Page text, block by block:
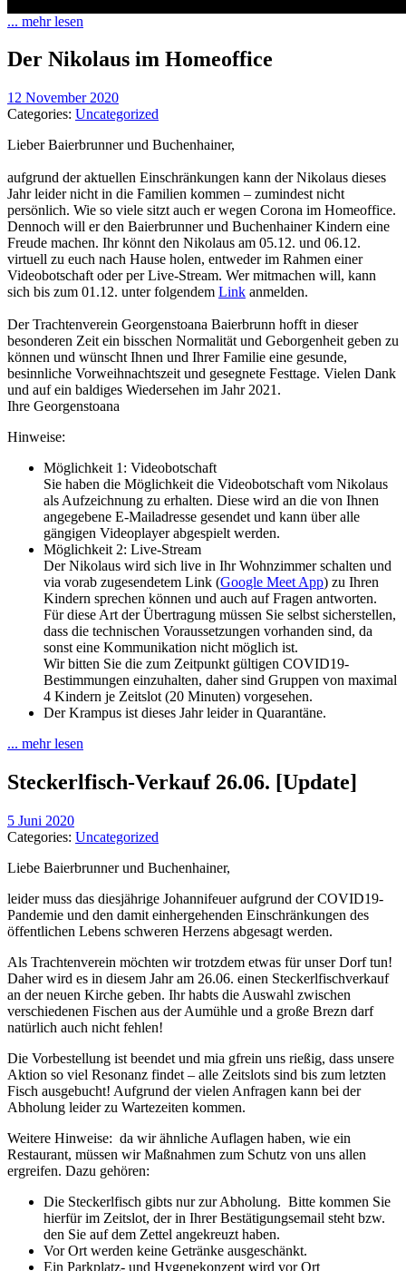
... mehr lesen
Der Nikolaus im Homeoffice
12 November 2020
Categories: Uncategorized
Lieber Baierbrunner und Buchenhainer,
aufgrund der aktuellen Einschränkungen kann der Nikolaus dieses
Jahr leider nicht in die Familien kommen – zumindest nicht
persönlich. Wie so viele sitzt auch er wegen Corona im Homeoffice.
Dennoch will er den Baierbrunner und Buchenhainer Kindern eine
Freude machen. Ihr könnt den Nikolaus am 05.12. und 06.12.
virtuell zu euch nach Hause holen, entweder im Rahmen einer
Videobotschaft oder per Live-Stream. Wer mitmachen will, kann
sich bis zum 01.12. unter folgendem Link anmelden.
Der Trachtenverein Georgenstoana Baierbrunn hofft in dieser
besonderen Zeit ein bisschen Normalität und Geborgenheit geben zu
können und wünscht Ihnen und Ihrer Familie eine gesunde,
besinnliche Vorweihnachtszeit und gesegnete Festtage. Vielen Dank
und auf ein baldiges Wiedersehen im Jahr 2021.
Ihre Georgenstoana
Hinweise:
Möglichkeit 1: Videobotschaft
Sie haben die Möglichkeit die Videobotschaft vom Nikolaus
als Aufzeichnung zu erhalten. Diese wird an die von Ihnen
angegebene E-Mailadresse gesendet und kann über alle
gängigen Videoplayer abgespielt werden.
Möglichkeit 2: Live-Stream
Der Nikolaus wird sich live in Ihr Wohnzimmer schalten und
via vorab zugesendetem Link (Google Meet App) zu Ihren
Kindern sprechen können und auch auf Fragen antworten.
Für diese Art der Übertragung müssen Sie selbst sicherstellen,
dass die technischen Voraussetzungen vorhanden sind, da
sonst eine Kommunikation nicht möglich ist.
Wir bitten Sie die zum Zeitpunkt gültigen COVID19-
Bestimmungen einzuhalten, daher sind Gruppen von maximal
4 Kindern je Zeitslot (20 Minuten) vorgesehen.
Der Krampus ist dieses Jahr leider in Quarantäne.
... mehr lesen
Steckerlfisch-Verkauf 26.06. [Update]
5 Juni 2020
Categories: Uncategorized
Liebe Baierbrunner und Buchenhainer,
leider muss das diesjährige Johannifeuer aufgrund der COVID19-
Pandemie und den damit einhergehenden Einschränkungen des
öffentlichen Lebens schweren Herzens abgesagt werden.
Als Trachtenverein möchten wir trotzdem etwas für unser Dorf tun!
Daher wird es in diesem Jahr am 26.06. einen Steckerlfischverkauf
an der neuen Kirche geben. Ihr habts die Auswahl zwischen
verschiedenen Fischen aus der Aumühle und a große Brezn darf
natürlich auch nicht fehlen!
Die Vorbestellung ist beendet und mia gfrein uns rießig, dass unsere
Aktion so viel Resonanz findet – alle Zeitslots sind bis zum letzten
Fisch ausgebucht! Aufgrund der vielen Anfragen kann bei der
Abholung leider zu Wartezeiten kommen.
Weitere Hinweise: da wir ähnliche Auflagen haben, wie ein
Restaurant, müssen wir Maßnahmen zum Schutz von uns allen
ergreifen. Dazu gehören:
Die Steckerlfisch gibts nur zur Abholung. Bitte kommen Sie
hierfür im Zeitslot, der in Ihrer Bestätigungsemail steht bzw.
den Sie auf dem Zettel angekreuzt haben.
Vor Ort werden keine Getränke ausgeschänkt.
Ein Parkplatz- und Hygenekonzept wird vor Ort